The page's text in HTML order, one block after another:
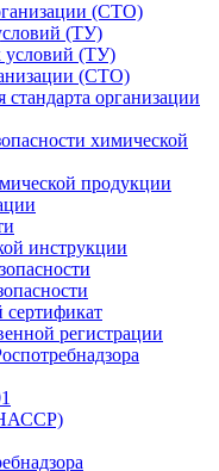
(СТО)
(ТУ)
условий (ТУ)
(СТО)
стандарта организации
химической
продукции
инструкции
регистрации